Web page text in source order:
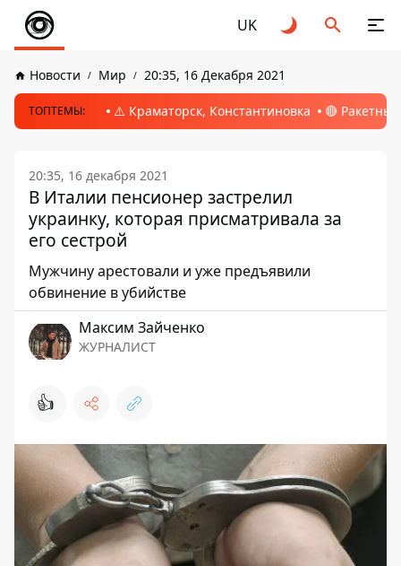
UK
Новости Мир 20:35, 16 Декабря 2021
ТОПТЕМЫ: ⚠️ Краматорск, Константиновка 🔴
20:35, 16 декабря 2021
В Италии пенсионер застрелил
украинку, которая присматривала за
его сестрой
Мужчину арестовали и уже предъявили
обвинение в убийстве
Максим Зайченко
ЖУРНАЛИСТ
👍